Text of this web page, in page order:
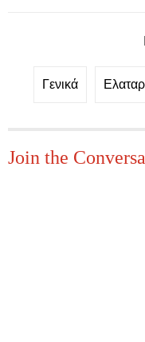
Γενικά
Join the